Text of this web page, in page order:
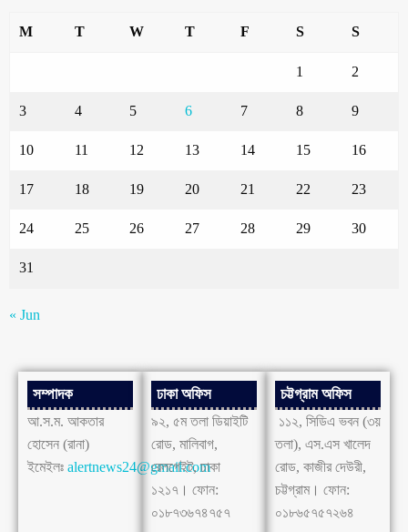
M T W T F S S
1 2
3 4 5 6 7 8 9
10 11 12 13 14 15 16
17 18 19 20 21 22 23
24 25 26 27 28 29 30
31
« Jun
সম্পাদক
আ.স.ম. আকতার
হোসেন (রানা)
ইমেইলঃ alertnews24@gmail.com
ঢাকা অফিস
৯২, ৫ম তলা ডিয়াইটি
রোড, মালিবাগ,
রেলগেইট, ঢাকা
১২১৭। ফোন:
০১৮৭৩৬৭৪৭৫৭
চট্টগ্রাম অফিস
১১২, সিডিএ ভবন (৩য়
তলা), এস.এস খালেদ
রোড, কাজীর দেউরী,
চট্টগ্রাম। ফোন:
০১৮৬৫৭৫৭২৬৪